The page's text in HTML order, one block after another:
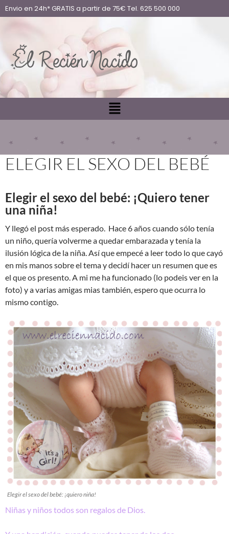
Envio en 24h* GRATIS a partir de 75€ Tel. 625 500 000
ELEGIR EL SEXO DEL BEBÉ
Elegir el sexo del bebé: ¡Quiero tener
una niña!
Y llegó el post más esperado. Hace 6 años cuando sólo tenía
un niño, quería volverme a quedar embarazada y tenía la
ilusión lógica de la niña. Así que empecé a leer todo lo que cayó
en mis manos sobre el tema y decidí hacer un resumen que es
el que os presento. A mi me ha funcionado (lo podeis ver en la
foto) y a varias amigas mias también, espero que ocurra lo
mismo contigo.
Elegir el sexo del bebé: ¡quiero niña!
Niñas y niños todos son regalos de Dios.